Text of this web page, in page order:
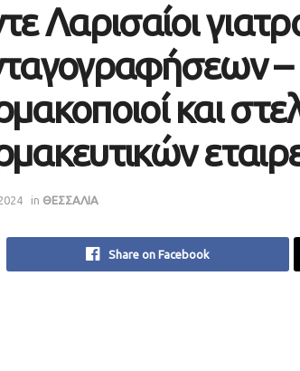
Λαρισαίοι
–
και
in ΘΕΣΣΑΛΙΑ
Share on Facebook